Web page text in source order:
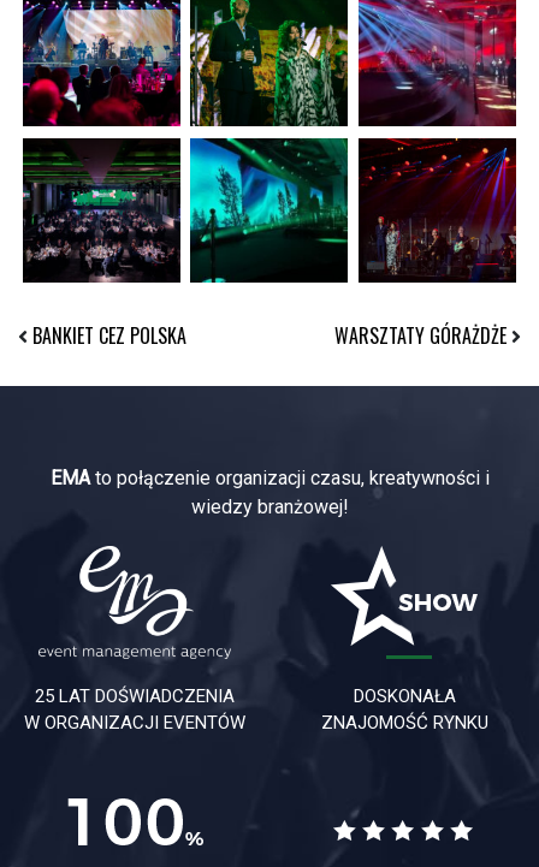
BANKIET CEZ POLSKA WARSZTATY GÓRAŻDŻE
EMAto połączenie organizacji czasu, kreatywności i
wiedzy branżowej!
25 LAT DOŚWIADCZENIA
W ORGANIZACJI EVENTÓW
DOSKONAŁA
ZNAJOMOŚĆ RYNKU